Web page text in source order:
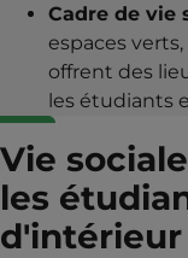
Cadre de vie
espaces
offrent des
les étudiants
Vie
les
d'intérieur